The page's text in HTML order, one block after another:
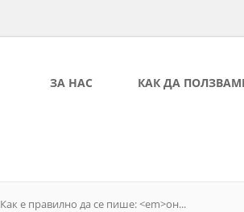
ЗА НАС КАК ДА
Как е правилно да се пише: <em>он...